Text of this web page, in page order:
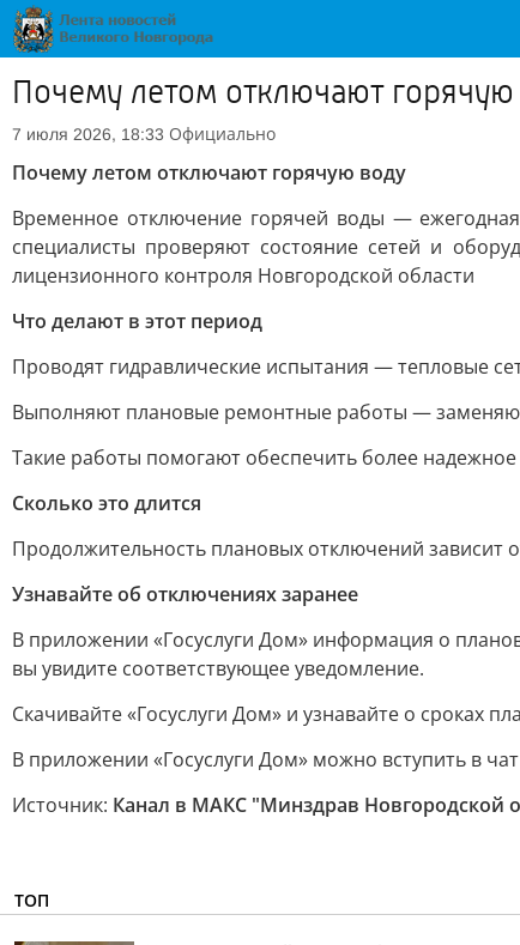
Почему летом отключают
7 июля 2026, 18:33 Официально
Почему летом отключают горячую воду
Временное отключение горячей воды —
специалисты проверяют состояние сетей и
лицензионного контроля Новгородской области
Что делают в этот период
Проводят гидравлические испытания — тепловые
Выполняют плановые ремонтные работы —
Такие работы помогают обеспечить более
Сколько это длится
Продолжительность плановых отключений зависит
Узнавайте об отключениях заранее
В приложении «Госуслуги Дом» информация о
вы увидите соответствующее уведомление.
Скачивайте «Госуслуги Дом» и узнавайте о сроках
В приложении «Госуслуги Дом» можно вступить в
Источник: Канал в МАКС "Минздрав Новгородской
ТОП